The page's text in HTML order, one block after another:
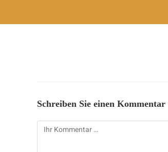
Schreiben Sie einen Kommentar